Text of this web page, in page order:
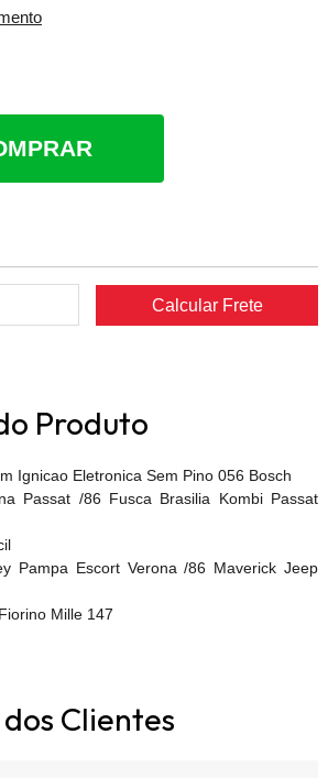
Produto
Ignicao Eletronica Sem Pino 056 Bosch
Passat /86 Fusca Brasilia Kombi Passat
Pampa Escort Verona /86 Maverick Jeep
Mille 147
Clientes